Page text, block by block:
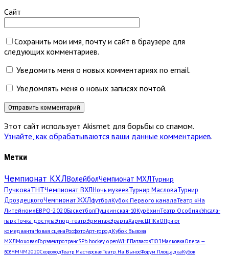
Сайт
Сохранить мои имя, почту и сайт в браузере для
следующих комментариев.
Уведомить меня о новых комментариях по email.
Уведомлять меня о новых записях почтой.
Этот сайт использует Akismet для борьбы со спамом.
Узнайте, как обрабатываются ваши данные комментариев.
Метки
Чемпионат КХЛВолейболЧемпионат МХЛТурнир
ПучковаТНТЧемпионат ВХЛНочь музеевТурнир МасловаТурнир
ДроздецкогоЧемпионат ЖХЛфутболКубок Первого каналаТеатр «На
Литейном»ЕВРО-2020БаскетболПушкинская-10КурёхинТеатр ОсобнякУпсала-
паркТочка доступаЭтюд-театрЭрмитажЭрартаХармсЦПКиОПриют
комедиантаНовая сценаРосфотоАрт-город Кубок Вызова
МХЛМоховаяГорэлектротрансSPb hockey openWHFПатласовТЮЗМаяковкаОпера —
всемМЧМ2020СкороходТеатр МастерскаяТеатр. На ВыносФорум ПлощадкаКубок